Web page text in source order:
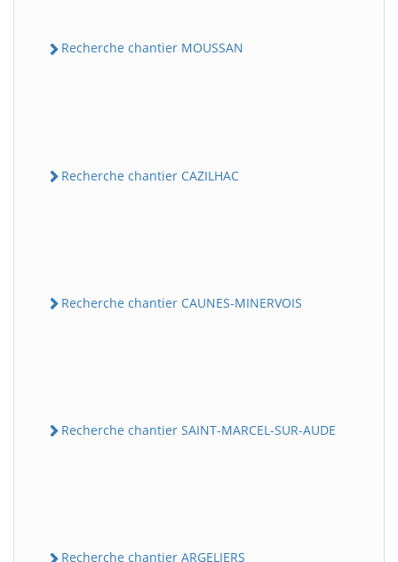
Recherche chantier MOUSSAN
Recherche chantier CAZILHAC
Recherche chantier CAUNES-MINERVOIS
Recherche chantier SAINT-MARCEL-SUR-AUDE
Recherche chantier ARGELIERS